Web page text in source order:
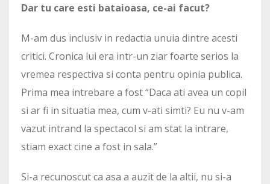
Dar tu care esti bataioasa, ce-ai facut?
M-am dus inclusiv in redactia unuia dintre acesti
critici. Cronica lui era intr-un ziar foarte serios la
vremea respectiva si conta pentru opinia publica.
Prima mea intrebare a fost “Daca ati avea un copil
si ar fi in situatia mea, cum v-ati simti? Eu nu v-am
vazut intrand la spectacol si am stat la intrare,
stiam exact cine a fost in sala.”
Si-a recunoscut ca asa a auzit de la altii, nu si-a